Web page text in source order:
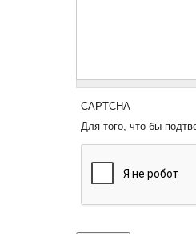
CAPTCHA
Для того, что бы